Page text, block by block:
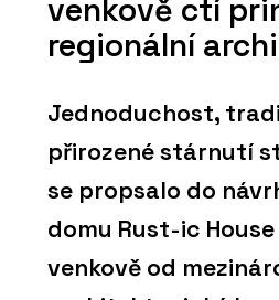
venkově ctí
regionální
Jednoduchost,
přirozené stárnutí
se propsalo do
domu Rust-ic
venkově od